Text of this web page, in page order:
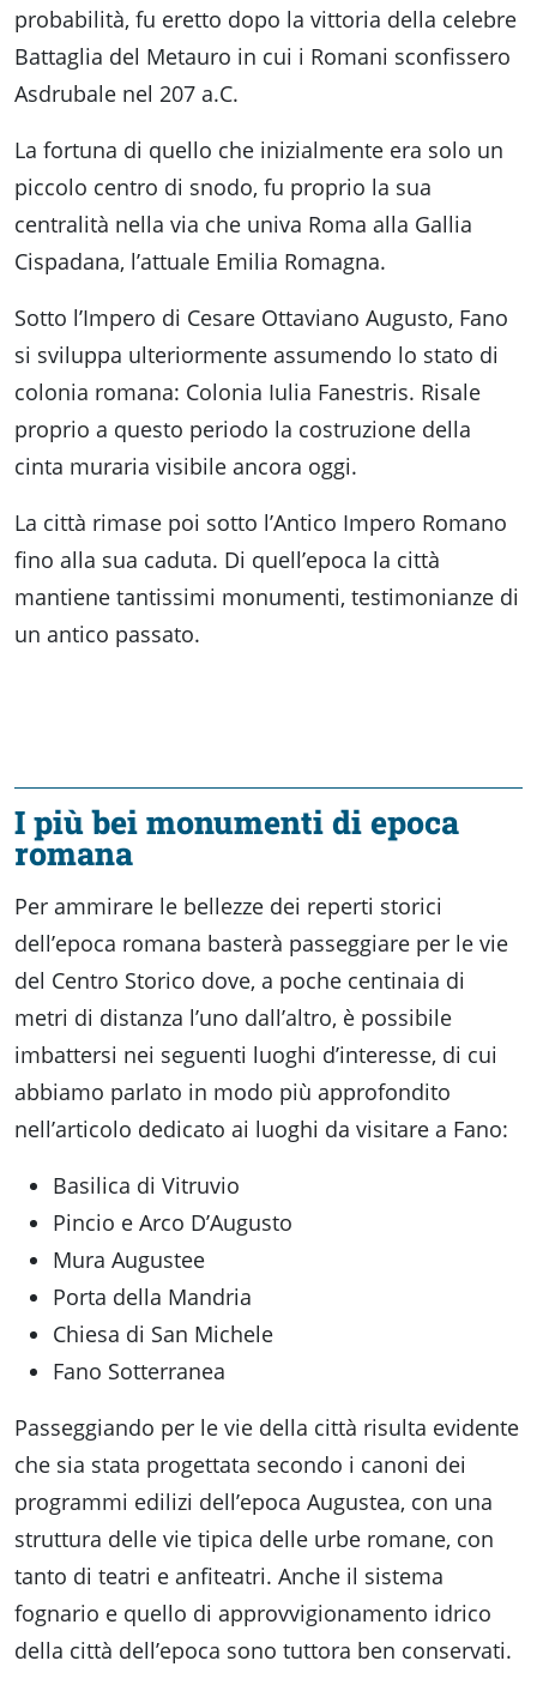
probabilità, fu eretto dopo la vittoria della celebre
Battaglia del Metauro in cui i Romani sconfissero
Asdrubale nel 207 a.C.
La fortuna di quello che inizialmente era solo un
piccolo centro di snodo, fu proprio la sua
centralità nella via che univa Roma alla Gallia
Cispadana, l’attuale Emilia Romagna.
Sotto l’Impero di Cesare Ottaviano Augusto, Fano
si sviluppa ulteriormente assumendo lo stato di
colonia romana: Colonia Iulia Fanestris. Risale
proprio a questo periodo la costruzione della
cinta muraria visibile ancora oggi.
La città rimase poi sotto l’Antico Impero Romano
fino alla sua caduta. Di quell’epoca la città
mantiene tantissimi monumenti, testimonianze di
un antico passato.
I più bei monumenti di epoca
romana
Per ammirare le bellezze dei reperti storici
dell’epoca romana basterà passeggiare per le vie
del Centro Storico dove, a poche centinaia di
metri di distanza l’uno dall’altro, è possibile
imbattersi nei seguenti luoghi d’interesse, di cui
abbiamo parlato in modo più approfondito
nell’articolo dedicato ai luoghi da visitare a Fano:
Basilica di Vitruvio
Pincio e Arco D’Augusto
Mura Augustee
Porta della Mandria
Chiesa di San Michele
Fano Sotterranea
Passeggiando per le vie della città risulta evidente
che sia stata progettata secondo i canoni dei
programmi edilizi dell’epoca Augustea, con una
struttura delle vie tipica delle urbe romane, con
tanto di teatri e anfiteatri. Anche il sistema
fognario e quello di approvvigionamento idrico
della città dell’epoca sono tuttora ben conservati.